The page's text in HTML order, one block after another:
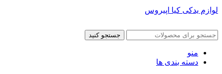
لوازم یدکی کیا اپیروس
جستجو کنید
منو
دسته بندی ها